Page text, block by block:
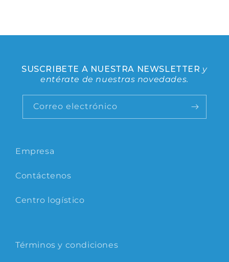
Empresa
Contáctenos
Centro logístico
Términos y condiciones
SUSCRIBETE A NUESTRA NEWSLETTER y
entérate de nuestras novedades.
Correo electrónico